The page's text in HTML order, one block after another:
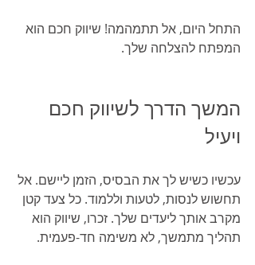
התחל היום, אל תתמהמה! שיווק חכם הוא
המפתח להצלחה שלך.
המשך הדרך לשיווק חכם
ויעיל
עכשיו כשיש לך את הבסיס, הזמן ליישם. אל
תחשוש לנסות, לטעות וללמוד. כל צעד קטן
מקרב אותך ליעדים שלך. זכרו, שיווק הוא
תהליך מתמשך, לא משימה חד-פעמית.